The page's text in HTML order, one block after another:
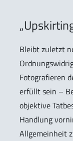
Bleibt zuletzt
Fotografieren
erfüllt sein –
objektive
Handlung
Allgemeinheit